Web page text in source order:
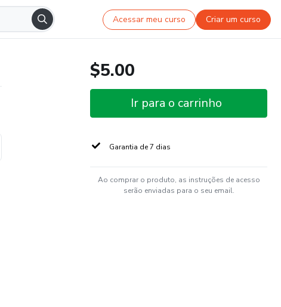
Acessar meu curso Criar um curso
$5.00
Ir para o carrinho
Garantia de 7 dias
Ao comprar o produto, as instruções de acesso
serão enviadas para o seu email.